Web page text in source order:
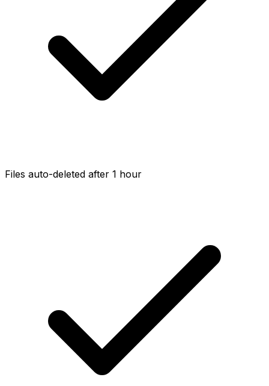
Files auto-deleted after 1 hour